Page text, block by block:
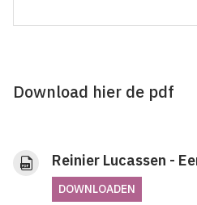
Download hier de pdf
Reinier Lucassen -
DOWNLOADEN